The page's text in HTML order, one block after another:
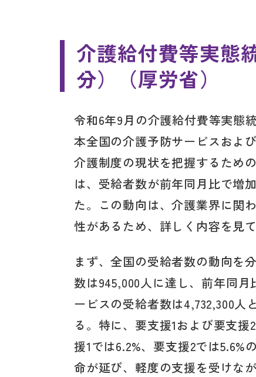
介護給付費等実態
分）（厚労省）
令和6年9月の介護給付費等実態
本全国の介護予防サービスおよ
介護制度の現状を把握するため
は、受給者数が前年同月比で増
た。この動向は、介護業界に関
性があるため、詳しく内容を見て
まず、全国の受給者数の動向を
数は945,000人に達し、前年同
ービスの受給者数は4,732,300人
る。特に、要支援1および要支
援1では6.2%、要支援2では
命が延び、軽度の支援を受けな